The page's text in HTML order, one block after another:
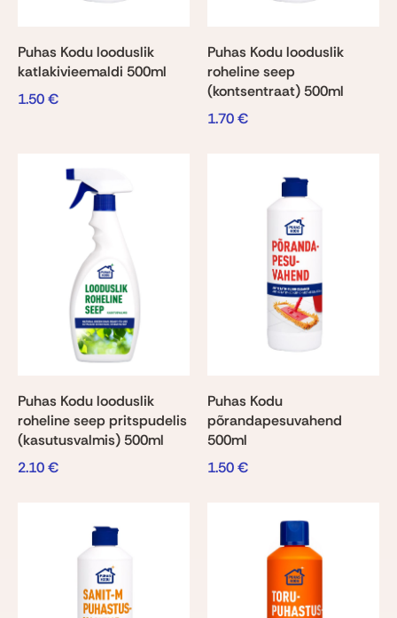
Puhas Kodu looduslik
katlakivieemaldi 500ml
1.50€
Puhas Kodu looduslik
roheline seep
(kontsentraat) 500ml
1.70€
Puhas Kodu looduslik
roheline seep pritspudelis
(kasutusvalmis) 500ml
2.10€
Puhas Kodu
põrandapesuvahend
500ml
1.50€